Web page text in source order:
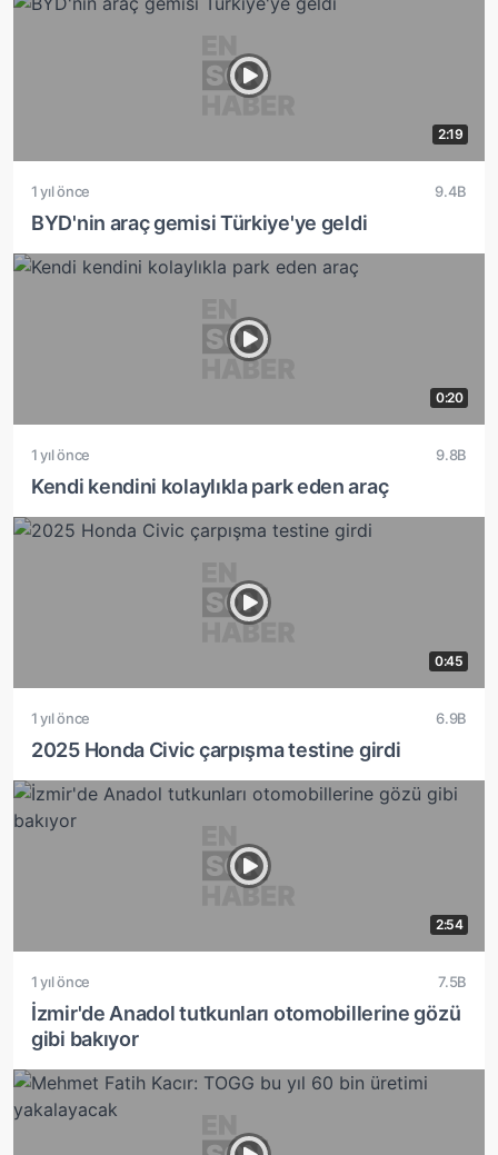
2:19
1 yıl önce 9.4B
BYD'nin araç gemisi Türkiye'ye geldi
0:20
1 yıl önce 9.8B
Kendi kendini kolaylıkla park eden araç
0:45
1 yıl önce 6.9B
2025 Honda Civic çarpışma testine girdi
2:54
1 yıl önce 7.5B
İzmir'de Anadol tutkunları otomobillerine gözü
gibi bakıyor